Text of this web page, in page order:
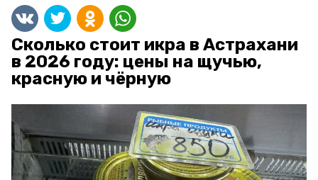
Сколько стоит икра в Астрахани
в 2026 году: цены на щучью,
красную и чёрную